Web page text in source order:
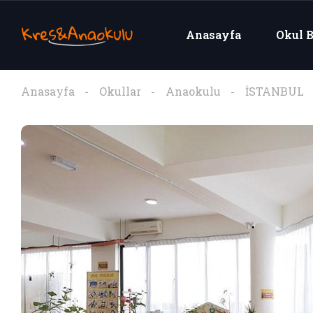
Anasayfa Okul
Anasayfa Okullar Anaokulu İSTANBUL